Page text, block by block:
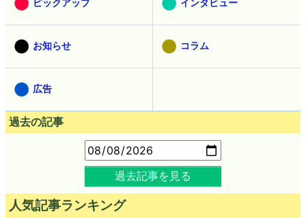
ピックアップ インタビュー
お知らせ コラム
広告
過去の記事
過去記事を見る
人気記事ランキング